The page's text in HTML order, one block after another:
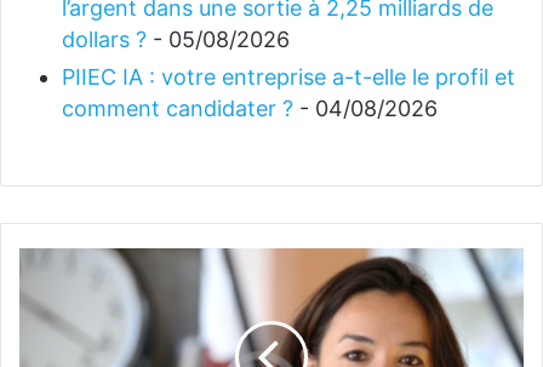
l’argent dans une sortie à 2,25 milliards de
dollars ? - 05/08/2026
PIIEC IA : votre entreprise a-t-elle le profil et
comment candidater ? - 04/08/2026